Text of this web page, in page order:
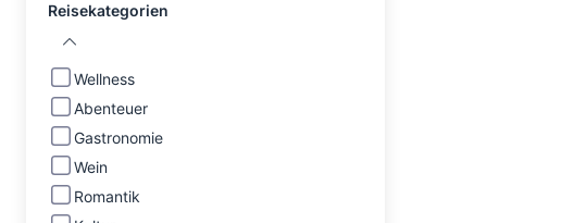
Reisekategorien
Wellness
Abenteuer
Gastronomie
Wein
Romantik